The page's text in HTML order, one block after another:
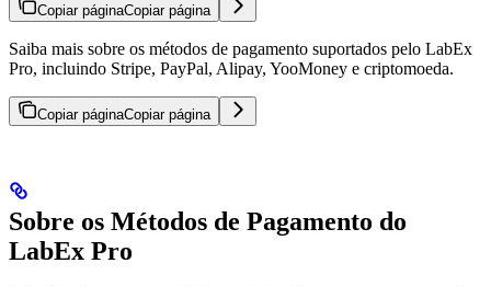
Copiar páginaCopiar página
Saiba mais sobre os métodos de pagamento suportados pelo LabEx
Pro, incluindo Stripe, PayPal, Alipay, YooMoney e criptomoeda.
Copiar páginaCopiar página
Sobre os Métodos de Pagamento do
LabEx Pro